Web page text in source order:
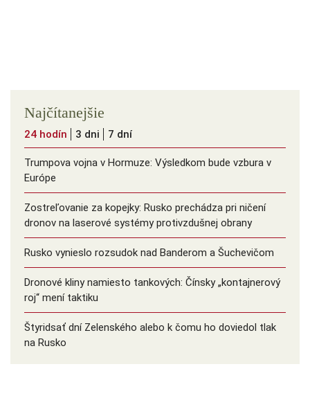
Najčítanejšie
24 hodín 3 dni 7 dní
Trumpova vojna v Hormuze: Výsledkom bude vzbura v
Európe
Zostreľovanie za kopejky: Rusko prechádza pri ničení
dronov na laserové systémy protivzdušnej obrany
Rusko vynieslo rozsudok nad Banderom a Šuchevičom
Dronové kliny namiesto tankových: Čínsky ️„kontajnerový
roj“ mení taktiku
Štyridsať dní Zelenského alebo k čomu ho doviedol tlak
na Rusko